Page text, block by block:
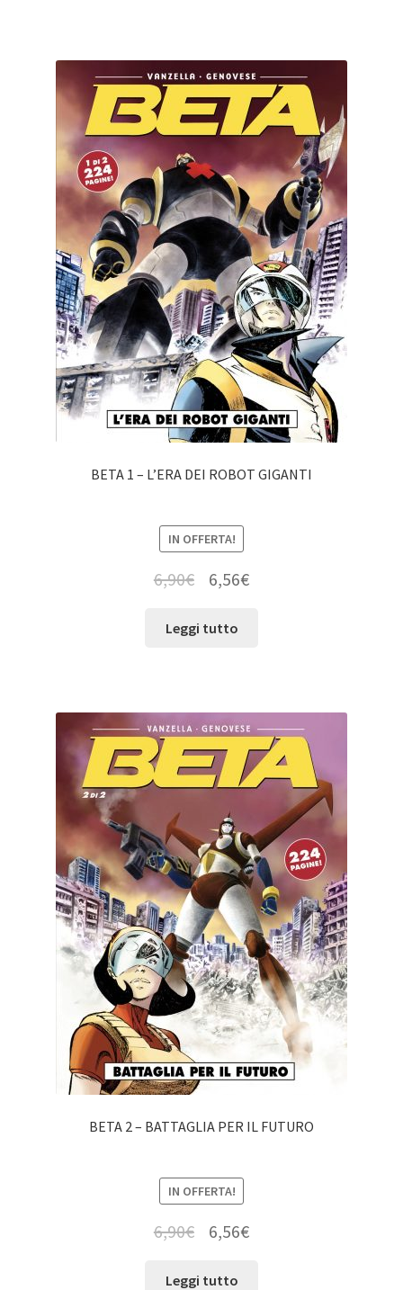
BETA 1 – L’ERA DEI ROBOT GIGANTI
IN OFFERTA!
6,90€ 6,56€
Leggi tutto
BETA 2 – BATTAGLIA PER IL FUTURO
IN OFFERTA!
6,90€ 6,56€
Leggi tutto